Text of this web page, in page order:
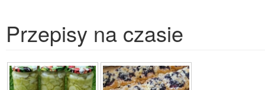
Przepisy na czasie